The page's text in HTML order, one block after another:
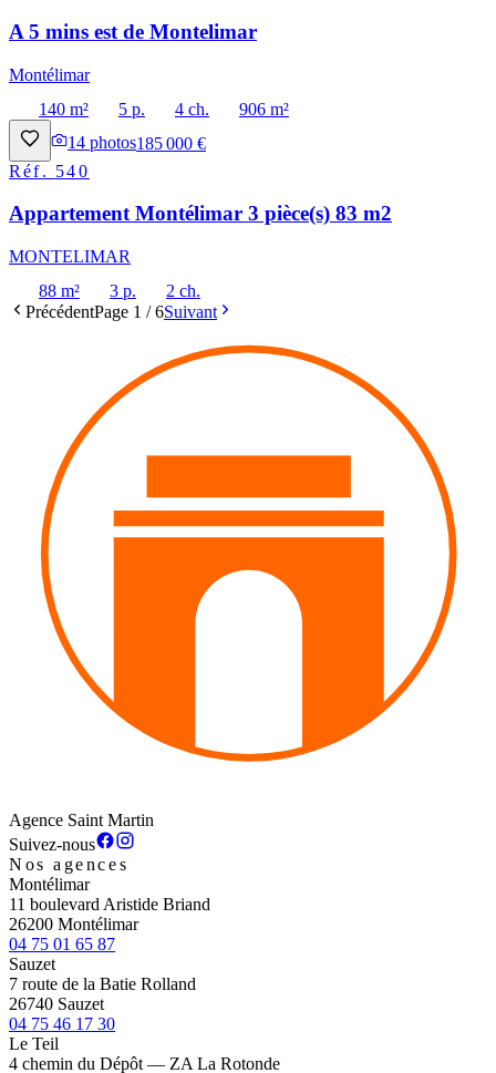
A 5 mins est de Montelimar
Montélimar
140 m²
5 p. 4 ch.
906 m²
14 photos185 000 €
Réf. 540
Appartement Montélimar 3 pièce(s) 83 m2
MONTELIMAR
88 m²
3 p.
2 ch.
PrécédentPage 1 /6Suivant
Agence Saint Martin
Suivez-nous
Nos agences
Montélimar
11 boulevard Aristide Briand
26200 Montélimar
04 75 01 65 87
Sauzet
7 route de la Batie Rolland
26740 Sauzet
04 75 46 17 30
Le Teil
4 chemin du Dépôt — ZA La Rotonde